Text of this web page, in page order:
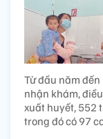
Từ đầu năm
nhận khám,
xuất huyết, 552
trong đó có 97